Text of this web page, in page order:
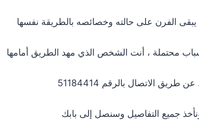
الفرن على حالته وخصائصه بالطريقة نفسها
محتملة ، أنت الشخص الذي مهد الطريق أمامها
الاتصال بالرقم 51184414
جميع التفاصيل وسنصل إلى بابك